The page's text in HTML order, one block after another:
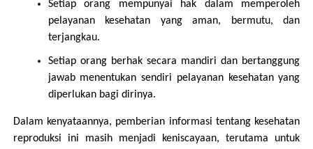
Setiap orang mempunyai hak dalam memperoleh
pelayanan kesehatan yang aman, bermutu, dan
terjangkau.
Setiap orang berhak secara mandiri dan bertanggung
jawab menentukan sendiri pelayanan kesehatan yang
diperlukan bagi dirinya.
Dalam kenyataannya, pemberian informasi tentang kesehatan
reproduksi ini masih menjadi keniscayaan, terutama untuk